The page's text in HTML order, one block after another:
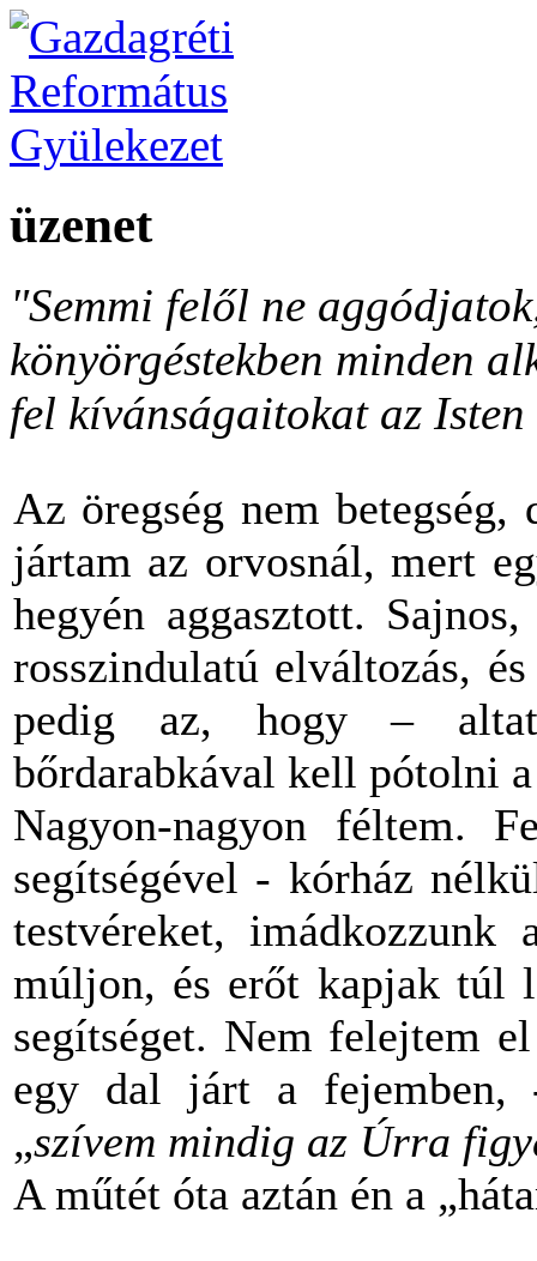
üzenet
"Semmi felől ne
könyörgéstekben minden
fel kívánságaitokat az
Az öregség nem
jártam az orvosnál, mert
hegyén aggasztott.
rosszindulatú elváltozás,
pedig az, hogy –
bőrdarabkával kell pótolni
Nagyon-nagyon féltem.
segítségével - kórház
testvéreket,
múljon, és erőt kapjak túl
segítséget. Nem felejtem
egy dal járt a fejemben,
„szívem mindig az Úrra
A műtét óta aztán én a